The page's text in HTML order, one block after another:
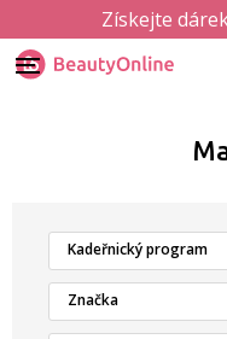
Získejte
Kadeřnický program
Značka